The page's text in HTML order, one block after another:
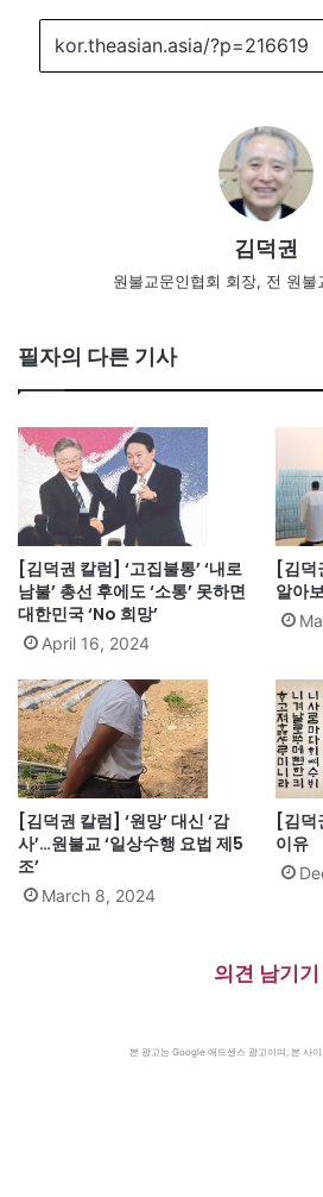
김덕권
원불교문인협회 회장, 전 원불
필자의 다른 기사
[김덕권 칼럼] ‘고집불통’ ‘내로
남불’ 총선 후에도 ‘소통’ 못하면
대한민국 ‘No 희망’
April 16, 2024
[김덕
알아
[김덕권 칼럼] ‘원망’ 대신 ‘감
사’…원불교 ‘일상수행 요법 제5
조’
March 8, 2024
[김덕
이유
의견 남기기
본 광고는 Google 애드센스 광고이며, 본 사